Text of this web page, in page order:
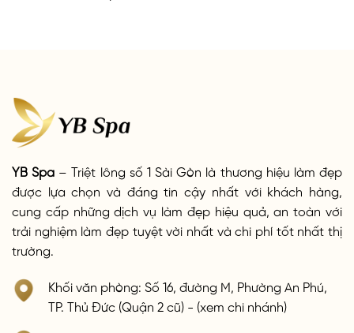
YB Spa – Triệt lông số 1 Sài Gòn là thương hiệu làm đẹp
được lựa chọn và đáng tin cậy nhất với khách hàng,
cung cấp những dịch vụ làm đẹp hiệu quả, an toàn với
trải nghiệm làm đẹp tuyệt vời nhất và chi phí tốt nhất thị
trường.
Khối văn phòng: Số 16, đường M, Phường An Phú,
TP. Thủ Đức (Quận 2 cũ) - (xem chi nhánh)